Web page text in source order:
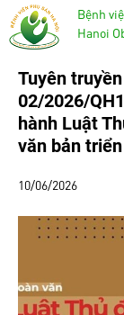
Bệnh
Hanoi
Tuyên
02/2026/
hành Luật
văn bản
10/06/2026